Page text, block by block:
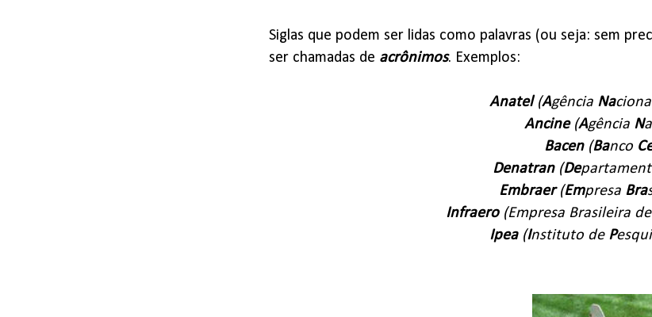
Siglas que podem ser lidas como palavras (ou seja: sem
ser chamadas de acrônimos. Exemplos:
Anatel(Agência Na
Ancine (Agência N
Bacen(Banco
Denatran(De
Embraer(Empresa Bra
Infraero(Empresa Brasileira de
Ipea (Instituto de P